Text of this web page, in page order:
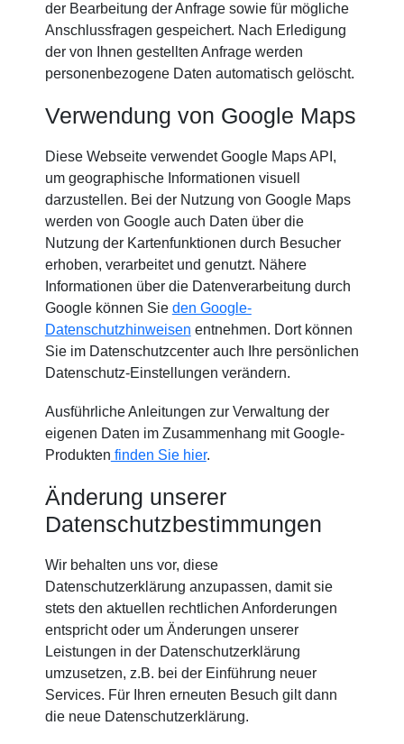
der Bearbeitung der Anfrage sowie für mögliche
Anschlussfragen gespeichert. Nach Erledigung
der von Ihnen gestellten Anfrage werden
personenbezogene Daten automatisch gelöscht.
Verwendung von Google Maps
Diese Webseite verwendet Google Maps API,
um geographische Informationen visuell
darzustellen. Bei der Nutzung von Google Maps
werden von Google auch Daten über die
Nutzung der Kartenfunktionen durch Besucher
erhoben, verarbeitet und genutzt. Nähere
Informationen über die Datenverarbeitung durch
Google können Sie den Google-
Datenschutzhinweisen entnehmen. Dort können
Sie im Datenschutzcenter auch Ihre persönlichen
Datenschutz-Einstellungen verändern.
Ausführliche Anleitungen zur Verwaltung der
eigenen Daten im Zusammenhang mit Google-
Produkten finden Sie hier.
Änderung unserer
Datenschutzbestimmungen
Wir behalten uns vor, diese
Datenschutzerklärung anzupassen, damit sie
stets den aktuellen rechtlichen Anforderungen
entspricht oder um Änderungen unserer
Leistungen in der Datenschutzerklärung
umzusetzen, z.B. bei der Einführung neuer
Services. Für Ihren erneuten Besuch gilt dann
die neue Datenschutzerklärung.